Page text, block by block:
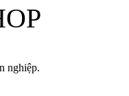
nghiệp.